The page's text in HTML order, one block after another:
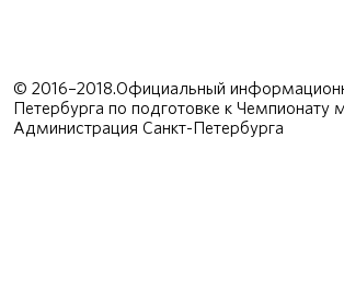
© 2016–2018.Официальный
Петербурга по подготовке к
Администрация Санкт-Петербурга